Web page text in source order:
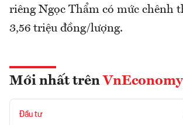
riêng Ngọc Thẩm có mức chênh
3,56 triệu đồng/lượng.
Mới nhất trên VnEconomy
Đầu tư